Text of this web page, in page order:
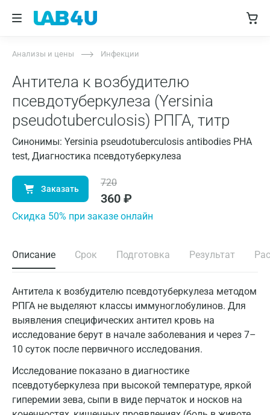
Анализы и цены Инфекции
Антитела к возбудителю
псевдотуберкулеза (Yersinia
pseudotuberculosis) РПГА, титр
Синонимы: Yersinia pseudotuberculosis antibodies PHA
test, Диагностика псевдотуберкулеза
Заказать
720
360 ₽
Cкидка 50% при заказе онлайн
Описание Срок Подготовка Результат
Антитела к возбудителю псевдотуберкулеза методом
РПГА не выделяют классы иммуноглобулинов. Для
выявления специфических антител кровь на
исследование берут в начале заболевания и через 7–
10 суток после первичного исследования.
Исследование показано в диагностике
псевдотуберкулеза при высокой температуре, яркой
гиперемии зева, сыпи в виде перчаток и носков на